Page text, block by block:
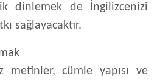
dinlemek de İngilizcenizi
sağlayacaktır.
metinler, cümle yapısı ve